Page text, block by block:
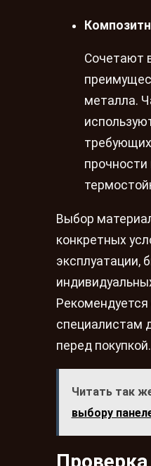
Сочетают
металла.
прочности
Выбор
конкретных
эксплуатации,
специалистам
перед покупкой.
Читать так
выбору